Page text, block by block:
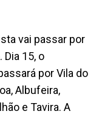
vai passar por
15, o
por Vila do
Albufeira,
e Tavira. A